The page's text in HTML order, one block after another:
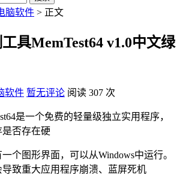
脑软件 > 正文
具MemTest64 v1.0中文绿
软件 暂无评论 阅读 307 次
是一个免费的轻量级独立实用程序，
否存在硬
个图形界面，可以从Windows中运行。
致重大应用程序崩溃、蓝屏死机